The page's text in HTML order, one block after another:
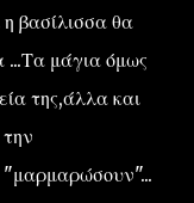
βασίλισσα θα
...Τα μάγια όμως
της,άλλα και